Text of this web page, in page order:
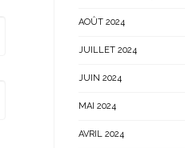
AOÛT 2024
JUILLET 2024
JUIN 2024
MAI 2024
AVRIL 2024